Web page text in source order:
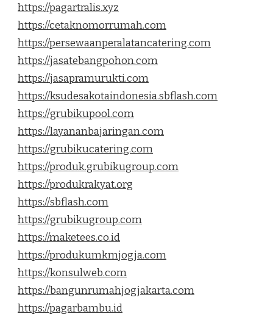
https://pagartralis.xyz
https://cetaknomorrumah.com
https://persewaanperalatancatering.com
https://jasatebangpohon.com
https://jasapramurukti.com
https://ksudesakotaindonesia.sbflash.com
https://grubikupool.com
https://layananbajaringan.com
https://grubikucatering.com
https://produk.grubikugroup.com
https://produkrakyat.org
https://sbflash.com
https://grubikugroup.com
https://maketees.co.id
https://produkumkmjogja.com
https://konsulweb.com
https://bangunrumahjogjakarta.com
https://pagarbambu.id